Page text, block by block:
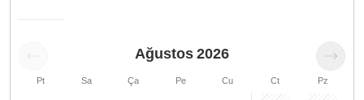
Ağustos 2026
Pt Sa Ça Pe Cu Ct Pz